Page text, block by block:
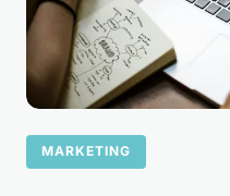
MARKETING